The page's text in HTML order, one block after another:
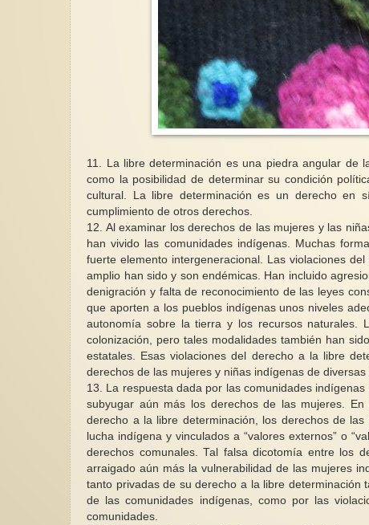
11. La libre determinación es una piedra angular de
como la posibilidad de determinar su condición
cultural. La libre determinación es un derecho en
cumplimiento de otros derechos.
12. Al examinar los derechos de las mujeres y las
han vivido las comunidades indígenas. Muchas
fuerte elemento intergeneracional. Las violaciones
amplio han sido y son endémicas. Han incluido
denigración y falta de reconocimiento de las leyes
que aporten a los pueblos indígenas unos niveles
autonomía sobre la tierra y los recursos naturales.
colonización, pero tales modalidades también han
estatales. Esas violaciones del derecho a la libre
derechos de las mujeres y niñas indígenas de diversas
13. La respuesta dada por las comunidades
subyugar aún más los derechos de las mujeres.
derecho a la libre determinación, los derechos de
lucha indígena y vinculados a “valores externos” o
derechos comunales. Tal falsa dicotomía entre los
arraigado aún más la vulnerabilidad de las mujeres
tanto privadas de su derecho a la libre determinación
de las comunidades indígenas, como por las
comunidades.